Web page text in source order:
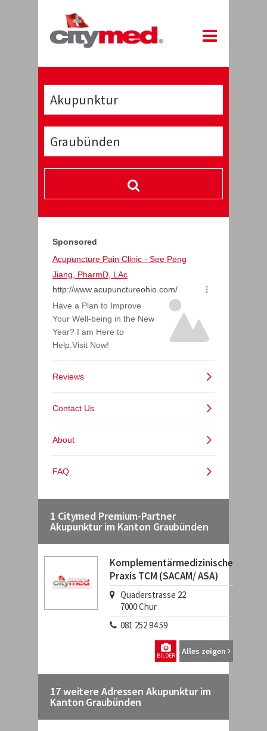
1 Citymed Premium-Partner
Akupunktur im Kanton Graubünden
Komplementärmedizinische
Praxis TCM (SACAM/ ASA)
Quaderstrasse 22
7000Chur
081 252 94 59
Alles zeigen
BILDER
17 weitere Adressen Akupunktur im
Kanton Graubünden